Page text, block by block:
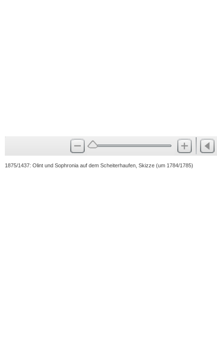
1875/1437: Olint und Sophronia auf dem Scheiterhaufen, Skizze (um 1784/1785)